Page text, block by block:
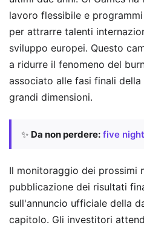
lavoro flessibile e
per attrarre talenti
sviluppo europei. Questo
a ridurre il fenomeno del
associato alle fasi finali
grandi dimensioni.
✨ Da non perdere: five
Il monitoraggio dei prossimi
pubblicazione dei risultati
sull'annuncio ufficiale della
capitolo. Gli investitori